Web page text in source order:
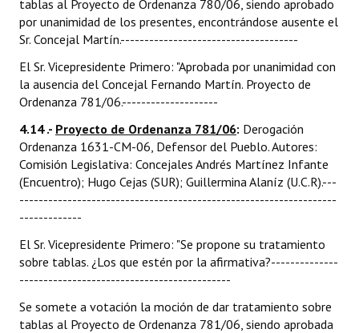
tablas al Proyecto de Ordenanza 780/06, siendo aprobado
por unanimidad de los presentes, encontrándose ausente el
Sr. Concejal Martín.-------------------------------------
El Sr. Vicepresidente Primero: "Aprobada por unanimidad con
la ausencia del Concejal Fernando Martín. Proyecto de
Ordenanza 781/06.--------------------
4.14 .- Proyecto de Ordenanza 781/06: Derogación
Ordenanza 1631-CM-06, Defensor del Pueblo. Autores:
Comisión Legislativa: Concejales Andrés Martínez Infante
(Encuentro); Hugo Cejas (SUR); Guillermina Alaníz (U.C.R).---
------------------------------------------------------------------
-------------
El Sr. Vicepresidente Primero: "Se propone su tratamiento
sobre tablas. ¿Los que estén por la afirmativa?--------------
--------------------------------------------
Se somete a votación la moción de dar tratamiento sobre
tablas al Proyecto de Ordenanza 781/06, siendo aprobada